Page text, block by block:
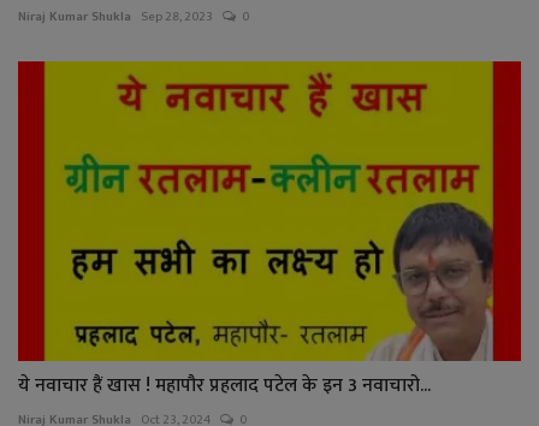
Niraj Kumar Shukla Sep 28, 2023 0
ये नवाचार हैं खास ! महापौर प्रहलाद पटेल के इन 3 नवाचारो...
Niraj Kumar Shukla Oct 23, 2024 0